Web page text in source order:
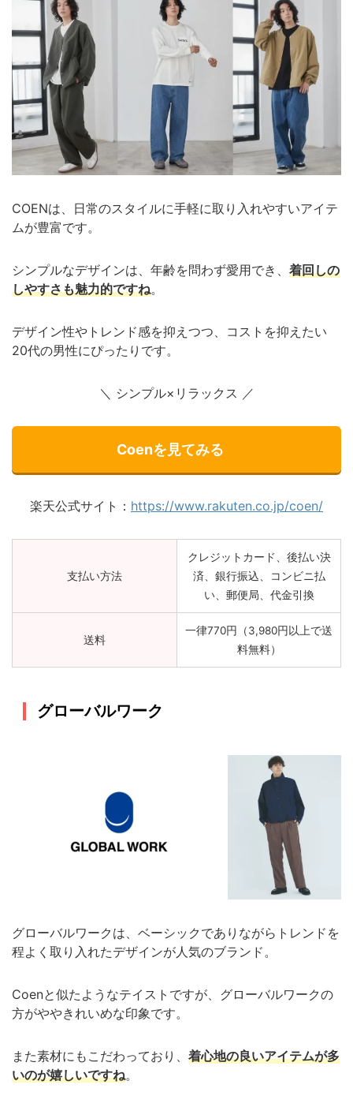
COENは、日常のスタイルに手軽に取り入れやすいアイテ
ムが豊富です。
シンプルなデザインは、年齢を問わず愛用でき、 着回しの
しやすさも魅力的ですね。
デザイン性やトレンド感を抑えつつ、コストを抑えたい
20代の男性にぴったりです。
＼ シンプル×リラックス ／
Coenを見てみる
楽天公式サイト： https://www.rakuten.co.jp/coen/
支払い方法
クレジットカード、後払い決
済、銀行振込、コンビニ払
い、郵便局、代金引換
送料
一律770円（3,980円以上で送
料無料）
グローバルワーク
グローバルワークは、ベーシックでありながらトレンドを
程よく取り入れたデザインが人気のブランド。
Coenと似たようなテイストですが、グローバルワークの
方がややきれいめな印象です。
また素材にもこだわっており、 着心地の良いアイテムが多
いのが嬉しいですね。